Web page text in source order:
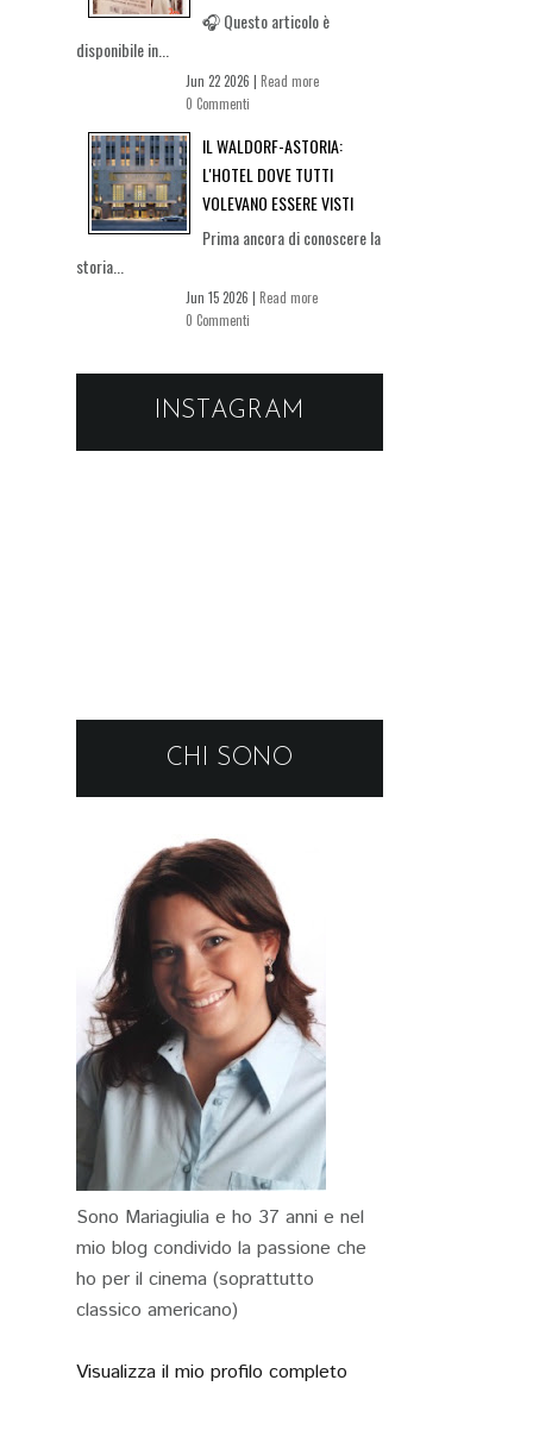
🎧 Questo articolo è
disponibile in...
Jun 22 2026 | Read more
0 Commenti
IL WALDORF-ASTORIA:
L'HOTEL DOVE TUTTI
VOLEVANO ESSERE VISTI
Prima ancora di conoscere la
storia...
Jun 15 2026 | Read more
0 Commenti
INSTAGRAM
CHI SONO
Sono Mariagiulia e ho 37 anni e nel
mio blog condivido la passione che
ho per il cinema (soprattutto
classico americano)
Visualizza il mio profilo completo